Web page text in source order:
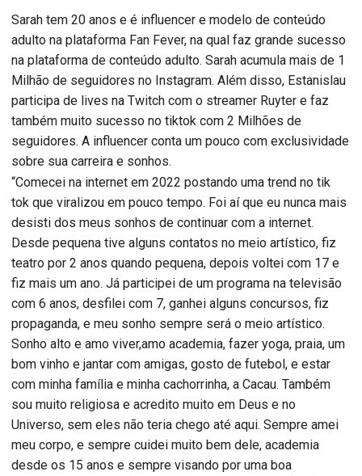
Sarah tem 20 anos e é influencer e modelo de conteúdo
adulto na plataforma Fan Fever, na qual faz grande sucesso
na plataforma de conteúdo adulto. Sarah acumula mais de 1
Milhão de seguidores no Instagram. Além disso, Estanislau
participa de lives na Twitch com o streamer Ruyter e faz
também muito sucesso no tiktok com 2 Milhões de
seguidores. A influencer conta um pouco com exclusividade
sobre sua carreira e sonhos.
“Comecei na internet em 2022 postando uma trend no tik
tok que viralizou em pouco tempo. Foi aí que eu nunca mais
desisti dos meus sonhos de continuar com a internet.
Desde pequena tive alguns contatos no meio artístico, fiz
teatro por 2 anos quando pequena, depois voltei com 17 e
fiz mais um ano. Já participei de um programa na televisão
com 6 anos, desfilei com 7, ganhei alguns concursos, fiz
propaganda, e meu sonho sempre será o meio artístico.
Sonho alto e amo viver,amo academia, fazer yoga, praia, um
bom vinho e jantar com amigas, gosto de futebol, e estar
com minha família e minha cachorrinha, a Cacau. Também
sou muito religiosa e acredito muito em Deus e no
Universo, sem eles não teria chego até aqui. Sempre amei
meu corpo, e sempre cuidei muito bem dele, academia
desde os 15 anos e sempre visando por uma boa